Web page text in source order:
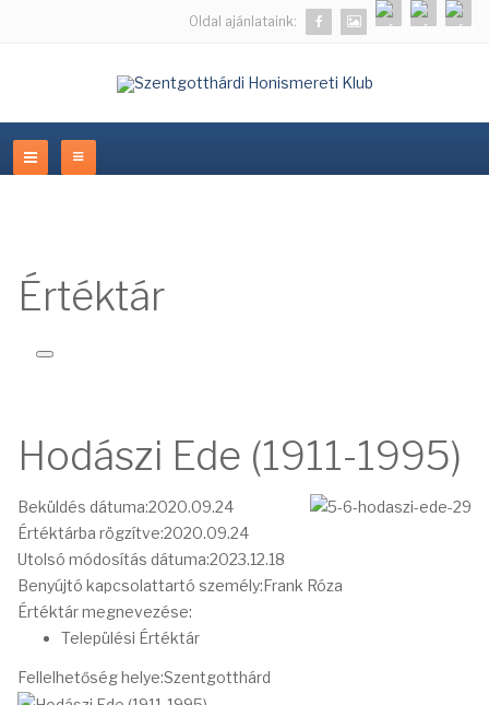
Oldal ajánlataink:
Értéktár
Hodászi Ede (1911-1995)
Beküldés dátuma:2020.09.24
Értéktárba rögzítve:2020.09.24
Utolsó módosítás dátuma:2023.12.18
Benyújtó kapcsolattartó személy:Frank Róza
Értéktár megnevezése:
Települési Értéktár
Fellelhetőség helye:Szentgotthárd